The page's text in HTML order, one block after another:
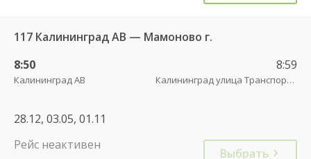
117 Калининград АВ — Мамоново г.
8:50
Калининград АВ
8:59
Калининград улица Транспортая
28.12, 03.05, 01.11
Рейс неактивен
Выбрать